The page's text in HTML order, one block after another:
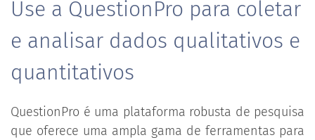
Use a QuestionPro para coletar
e analisar dados qualitativos e
quantitativos
QuestionPro é uma plataforma robusta de pesquisa
que oferece uma ampla gama de ferramentas para